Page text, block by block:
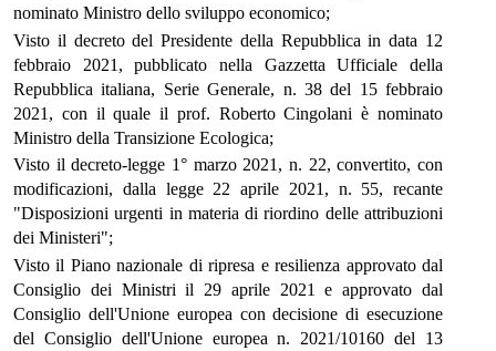
nominato Ministro dello sviluppo economico;
Visto il decreto del Presidente della Repubblica in data 12
febbraio 2021, pubblicato nella Gazzetta Ufficiale della
Repubblica italiana, Serie Generale, n. 38 del 15 febbraio
2021, con il quale il prof. Roberto Cingolani è nominato
Ministro della Transizione Ecologica;
Visto il decreto-legge 1° marzo 2021, n. 22, convertito, con
modificazioni, dalla legge 22 aprile 2021, n. 55, recante
"Disposizioni urgenti in materia di riordino delle attribuzioni
dei Ministeri";
Visto il Piano nazionale di ripresa e resilienza approvato dal
Consiglio dei Ministri il 29 aprile 2021 e approvato dal
Consiglio dell'Unione europea con decisione di esecuzione
del Consiglio dell'Unione europea n. 2021/10160 del 13